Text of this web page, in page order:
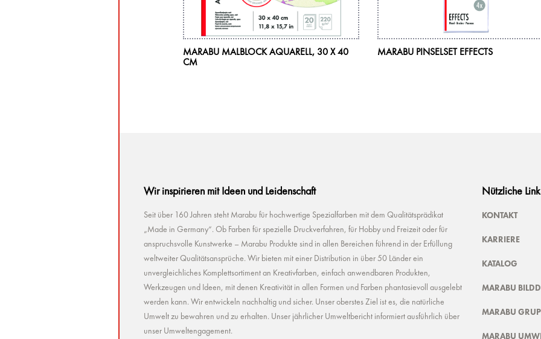
MARABU MALBLOCK AQUARELL, 30 X 40
CM
MARABU PINSELSET EFFECTS
Wir inspirieren mit Ideen und Leidenschaft
Seit über 160 Jahren steht Marabu für hochwertige Spezialfarben mit dem Qualitätsprädikat
„Made in Germany“. Ob Farben für spezielle Druckverfahren, für Hobby und Freizeit oder für
anspruchsvolle Kunstwerke – Marabu Produkte sind in allen Bereichen führend in der Erfüllung
weltweiter Qualitätsansprüche. Wir bieten mit einer Distribution in über 50 Länder ein
unvergleichliches Komplettsortiment an Kreativfarben, einfach anwendbaren Produkten,
Werkzeugen und Ideen, mit denen Kreativität in allen Formen und Farben phantasievoll ausgelebt
werden kann. Wir entwickeln nachhaltig und sicher. Unser oberstes Ziel ist es, die natürliche
Umwelt zu bewahren und zu erhalten. Unser jährlicher Umweltbericht informiert ausführlich über
unser Umweltengagement.
Nützliche
KONTAKT
KARRIERE
KATALOG
MARABU
MARABU
MARABU